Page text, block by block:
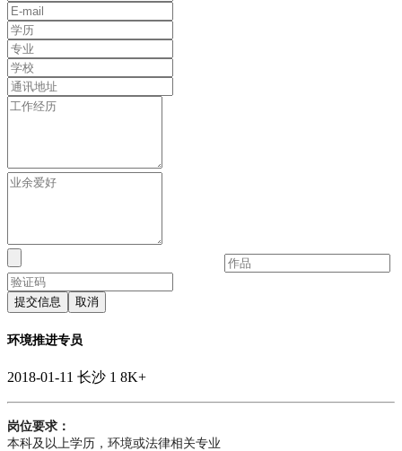
提交信息 取消
环境推进专员
2018-01-11 长沙 1 8K+
岗位要求：
本科及以上学历，环境或法律相关专业